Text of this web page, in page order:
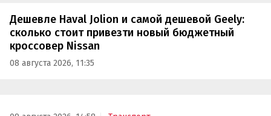
Дешевле Haval Jolion и самой дешевой Geely:
сколько стоит привезти новый бюджетный
кроссовер Nissan
08 августа 2026, 11:35